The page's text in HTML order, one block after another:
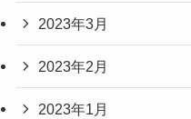
2023年3月
2023年2月
2023年1月